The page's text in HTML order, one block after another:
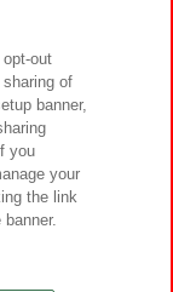
・お問い合わせ
out
of
banner,
you
your
the link